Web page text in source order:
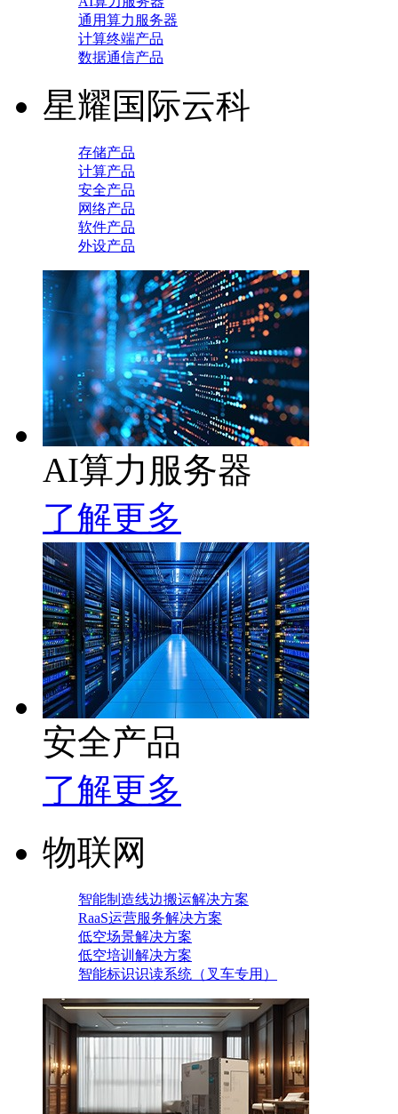
通用算力服务器
计算终端产品
数据通信产品
星耀国际云科
存储产品
计算产品
安全产品
网络产品
软件产品
外设产品
AI算力服务器
了解更多
安全产品
了解更多
物联网
智能制造线边搬运解决方案
RaaS运营服务解决方案
低空场景解决方案
低空培训解决方案
智能标识识读系统（叉车专用）